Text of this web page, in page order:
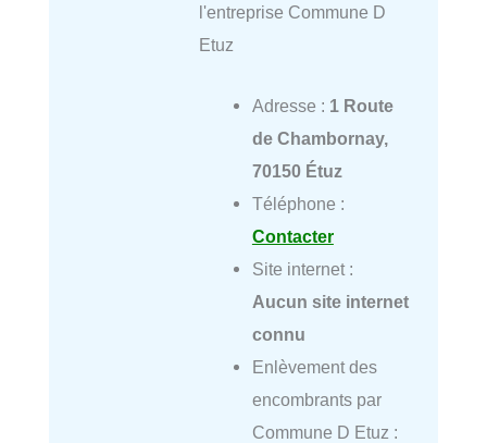
l'entreprise Commune D
Etuz
Adresse : 1 Route
de Chambornay,
70150 Étuz
Téléphone :
Contacter
Site internet :
Aucun site internet
connu
Enlèvement des
encombrants par
Commune D Etuz :